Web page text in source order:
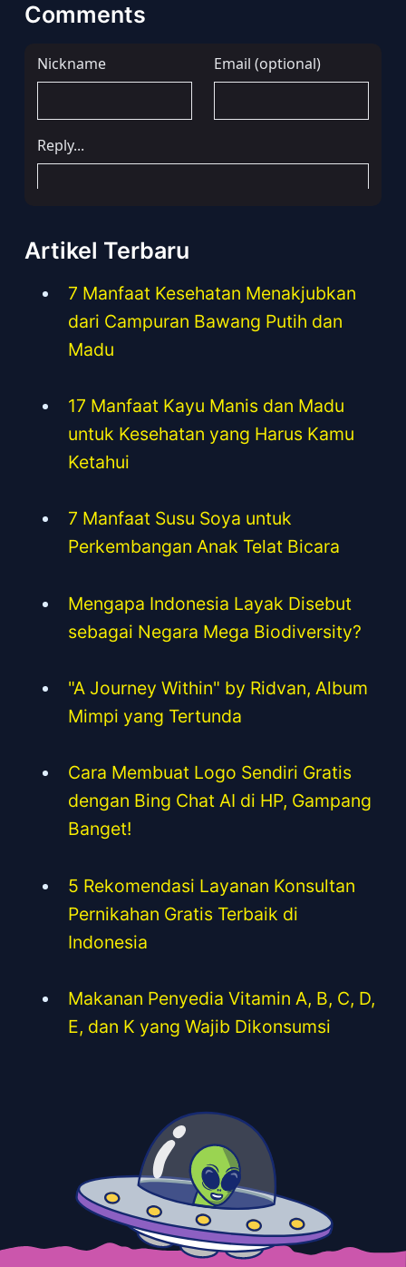
Comments
Artikel Terbaru
7 Manfaat Kesehatan Menakjubkan
dari Campuran Bawang Putih dan
Madu
17 Manfaat Kayu Manis dan Madu
untuk Kesehatan yang Harus Kamu
Ketahui
7 Manfaat Susu Soya untuk
Perkembangan Anak Telat Bicara
Mengapa Indonesia Layak Disebut
sebagai Negara Mega Biodiversity?
"A Journey Within" by Ridvan, Album
Mimpi yang Tertunda
Cara Membuat Logo Sendiri Gratis
dengan Bing Chat AI di HP, Gampang
Banget!
5 Rekomendasi Layanan Konsultan
Pernikahan Gratis Terbaik di
Indonesia
Makanan Penyedia Vitamin A, B, C, D,
E, dan K yang Wajib Dikonsumsi